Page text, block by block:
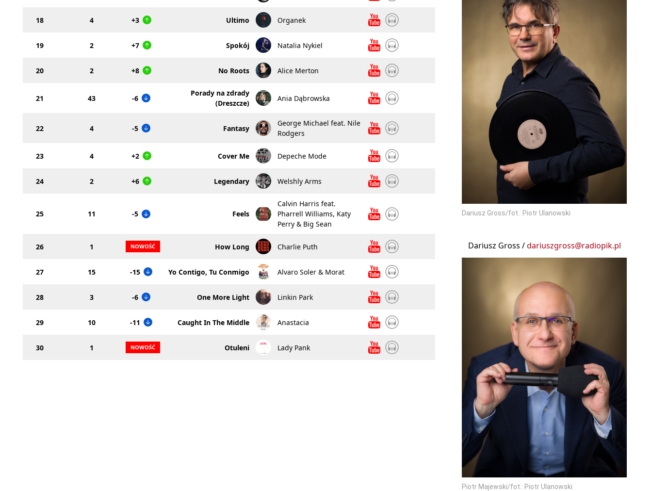
18 4 +3 Ultimo Organek
19 2 +7 Spokój Natalia Nykiel
20 2 +8 No Roots Alice Merton
21 43 -6
Porady na zdrady
(Dreszcze)
Ania Dąbrowska
22 4 -5 Fantasy
George Michael feat. Nile
Rodgers
23 4 +2 Cover Me Depeche Mode
24 2 +6 Legendary Welshly Arms
25 11 -5 Feels
Calvin Harris feat.
Pharrell Williams, Katy
Perry & Big Sean
26 1 How Long Charlie Puth
27 15 -15 Yo Contigo, Tu Conmigo Alvaro Soler & Morat
28 3 -6 One More Light Linkin Park
29 10 -11 Caught In The Middle Anastacia
30 1 Otuleni Lady Pank
Dariusz Gross/fot.: Piotr Ulanowski
Dariusz Gross /dariuszgross@radiopik.pl
Piotr Majewski/fot.: Piotr Ulanowski